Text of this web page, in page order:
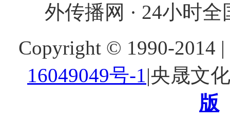
外传播网 · 24小时
Copyright © 1990-2014
16049049号-1|央晟文
版